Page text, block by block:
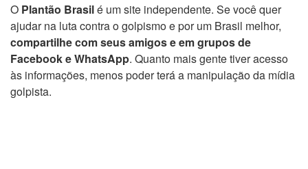
O Plantão Brasilé um site independente. Se você quer
ajudar na luta contra o golpismo e por um Brasil melhor,
compartilhe com seus amigos e em grupos de
Facebook e WhatsApp. Quanto mais gente tiver acesso
às informações, menos poder terá a manipulação da mídia
golpista.